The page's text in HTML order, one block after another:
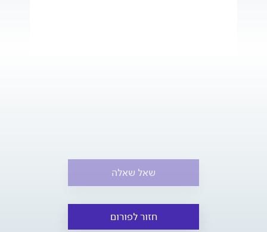
שאל שאלה
חזור לפורום